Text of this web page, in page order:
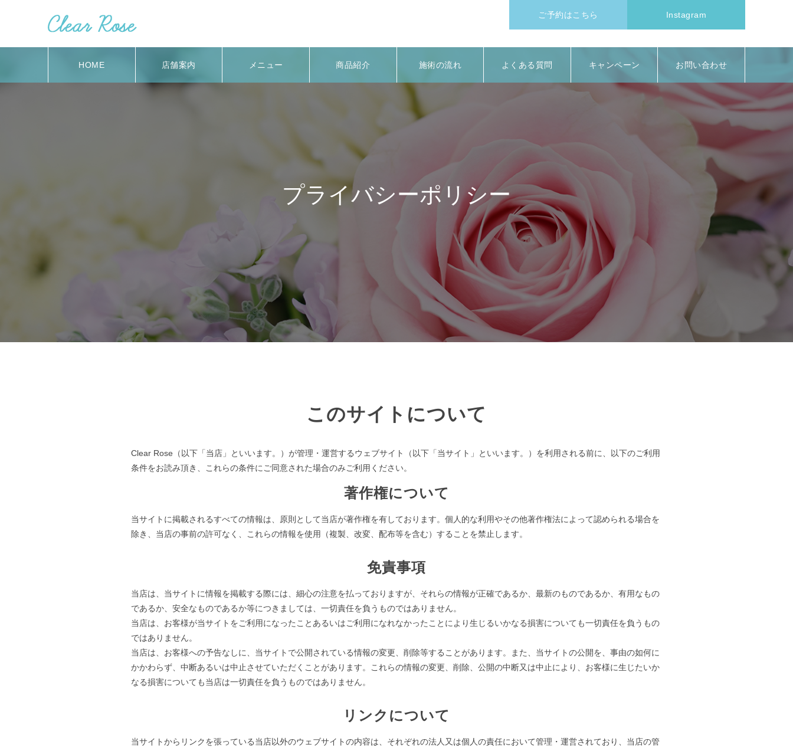
ご予約はこちら Instagram
HOME 店舗案内 メニュー 商品紹介 施術の流れ よくある質問 キャンペーン お問い合わせ
プライバシーポリシー
このサイトについて
Clear Rose（以下「当店」といいます。）が管理・運営するウェブサイト（以下「当サイト」といいます。）を利用される前に、以下のご利用
条件をお読み頂き、これらの条件にご同意された場合のみご利用ください。
著作権について
当サイトに掲載されるすべての情報は、原則として当店が著作権を有しております。個人的な利用やその他著作権法によって認められる場合を
除き、当店の事前の許可なく、これらの情報を使用（複製、改変、配布等を含む）することを禁止します。
免責事項
当店は、当サイトに情報を掲載する際には、細心の注意を払っておりますが、それらの情報が正確であるか、最新のものであるか、有用なもの
であるか、安全なものであるか等につきましては、一切責任を負うものではありません。
当店は、お客様が当サイトをご利用になったことあるいはご利用になれなかったことにより生じるいかなる損害についても一切責任を負うもの
ではありません。
当店は、お客様への予告なしに、当サイトで公開されている情報の変更、削除等することがあります。また、当サイトの公開を、事由の如何に
かかわらず、中断あるいは中止させていただくことがあります。これらの情報の変更、削除、公開の中断又は中止により、お客様に生じたいか
なる損害についても当店は一切責任を負うものではありません。
リンクについて
当サイトからリンクを張っている当店以外のウェブサイトの内容は、それぞれの法人又は個人の責任において管理・運営されており、当店の管